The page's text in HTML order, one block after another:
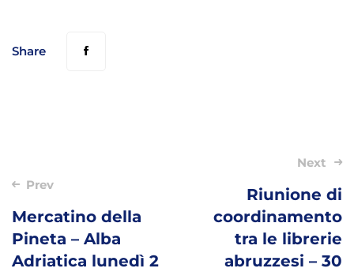
Share
navigation
Prev
Mercatino della
Pineta – Alba
Adriatica lunedì 2
Next
Riunione di
coordinamento
tra le librerie
abruzzesi – 30